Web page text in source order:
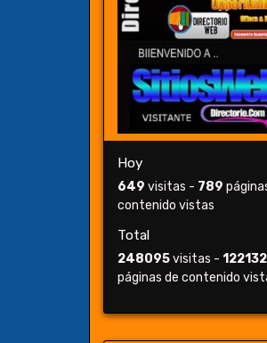
Hoy
649 visitas - 789
contenido vistas
Total
248095visitas -
páginas de contenido